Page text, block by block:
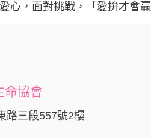
心，面對挑戰，「愛拚才會
命協會
路三段557號2樓